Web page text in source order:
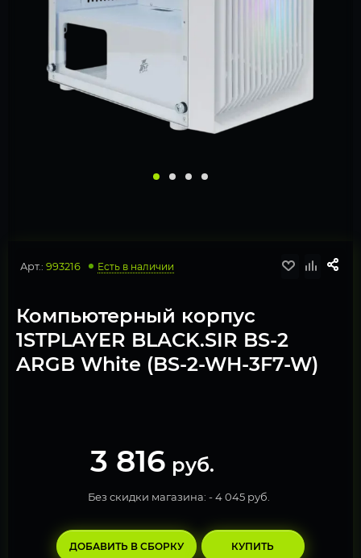
Арт.: 993216 Есть в наличии
Компьютерный корпус
1STPLAYER BLACK.SIR BS-2
ARGB White (BS-2-WH-3F7-W)
3 816 руб.
Без скидки магазина: -4 045 руб.
ДОБАВИТЬ В СБОРКУ КУПИТЬ